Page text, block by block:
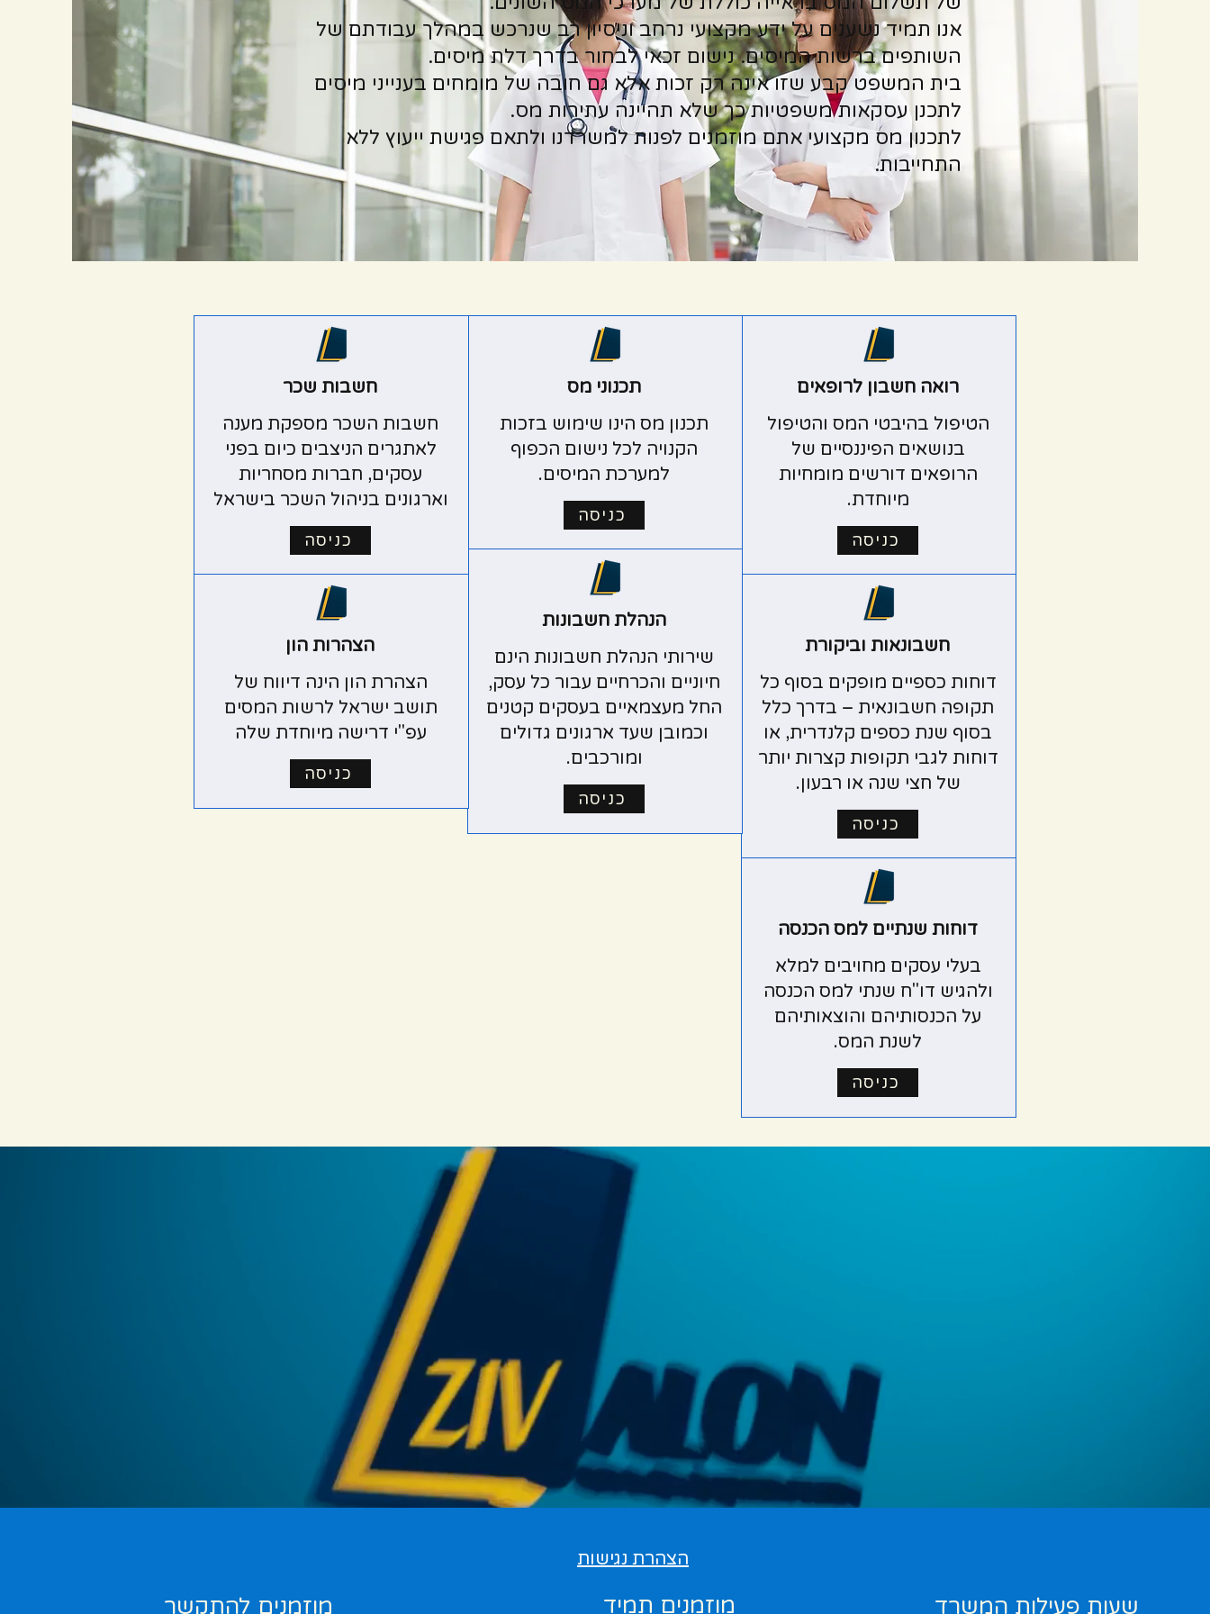
אנו תמיד נשענים על ידע מקצועי נרחב וניסיון רב שנרכש במהלך עבודתם של
השותפים ברשות המיסים. נישום זכאי לבחור בדרך דלת מיסים.
בית המשפט קבע שזו אינה רק זכות אלא גם חובה של מומחים בענייני מיסים
לתכנן עסקאות משפטיות כך שלא תהיינה עתירות מס.
לתכנון מס מקצועי אתם מוזמנים לפנות למשרדנו ולתאם פגישת ייעוץ ללא
התחייבות.
רואה חשבון לרופאים
הטיפול בהיבטי המס והטיפול
בנושאים הפיננסיים של
הרופאים דורשים מומחיות
מיוחדת.
כניסה
חשבונאות וביקורת
דוחות כספיים מופקים בסוף כל
תקופה חשבונאית – בדרך כלל
בסוף שנת כספים קלנדרית, או
דוחות לגבי תקופות קצרות יותר
של חצי שנה או רבעון.
כניסה
דוחות שנתיים למס הכנסה
בעלי עסקים מחויבים למלא
ולהגיש דו"ח שנתי למס הכנסה
על הכנסותיהם והוצאותיהם
לשנת המס.
כניסה
תכנוני מס
תכנון מס הינו שימוש בזכות
הקנויה לכל נישום הכפוף
למערכת המיסים.
כניסה
הנהלת חשבונות
שירותי הנהלת חשבונות הינם
חיוניים והכרחיים עבור כל עסק,
החל מעצמאיים בעסקים קטנים
וכמובן שעד ארגונים גדולים
ומורכבים.
כניסה
חשבות שכר
חשבות השכר מספקת מענה
לאתגרים הניצבים כיום בפני
עסקים, חברות מסחריות
וארגונים בניהול השכר בישראל
כניסה
הצהרות הון
הצהרת הון הינה דיווח של
תושב ישראל לרשות המסים
עפ"י דרישה מיוחדת שלה
כניסה
מוזמנים להתקשר מוזמנים תמיד שעות פעילות המשרד
הצהרת נגישות